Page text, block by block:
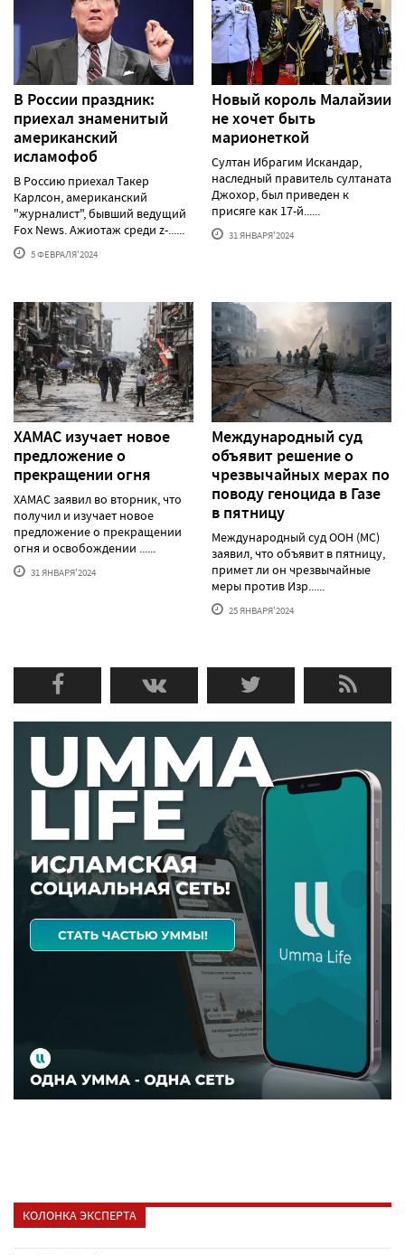
В России праздник:
приехал знаменитый
американский
исламофоб
В Россию приехал Такер
Карлсон, американский
"журналист", бывший ведущий
Fox News. Ажиотаж среди z-......
5 ФЕВРАЛЯ'2024
Новый король Малайзии
не хочет быть
марионеткой
Султан Ибрагим Искандар,
наследный правитель султаната
Джохор, был приведен к
присяге как 17-й......
31 ЯНВАРЯ'2024
ХАМАС изучает новое
предложение о
прекращении огня
ХАМАС заявил во вторник, что
получил и изучает новое
предложение о прекращении
огня и освобождении ......
31 ЯНВАРЯ'2024
Международный суд
объявит решение о
чрезвычайных мерах по
поводу геноцида в Газе
в пятницу
Международный суд ООН (МС)
заявил, что объявит в пятницу,
примет ли он чрезвычайные
меры против Изр......
25 ЯНВАРЯ'2024
КОЛОНКА ЭКСПЕРТА